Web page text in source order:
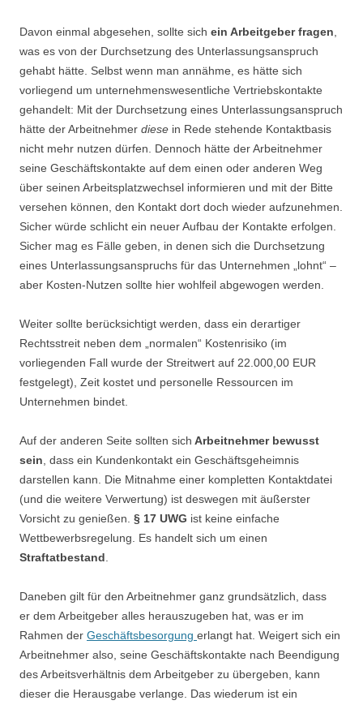
Davon einmal abgesehen, sollte sich ein Arbeitgeber fragen
was es von der Durchsetzung des Unterlassungsanspruch
gehabt hätte. Selbst wenn man annähme, es hätte sich
vorliegend um unternehmenswesentliche Vertriebskontakte
gehandelt: Mit der Durchsetzung eines Unterlassungsanspruch
hätte der Arbeitnehmer diese in Rede stehende Kontaktbasis
nicht mehr nutzen dürfen. Dennoch hätte der Arbeitnehmer
seine Geschäftskontakte auf dem einen oder anderen Weg
über seinen Arbeitsplatzwechsel informieren und mit der Bitte
versehen können, den Kontakt dort doch wieder aufzunehmen.
Sicher würde schlicht ein neuer Aufbau der Kontakte erfolgen.
Sicher mag es Fälle geben, in denen sich die Durchsetzung
eines Unterlassungsanspruchs für das Unternehmen „lohnt“ –
aber Kosten-Nutzen sollte hier wohlfeil abgewogen werden.
Weiter sollte berücksichtigt werden, dass ein derartiger
Rechtsstreit neben dem „normalen“ Kostenrisiko (im
vorliegenden Fall wurde der Streitwert auf 22.000,00 EUR
festgelegt), Zeit kostet und personelle Ressourcen im
Unternehmen bindet.
Auf der anderen Seite sollten sich Arbeitnehmer bewusst
sein , dass ein Kundenkontakt ein Geschäftsgeheimnis
darstellen kann. Die Mitnahme einer kompletten Kontaktdatei
(und die weitere Verwertung) ist deswegen mit äußerster
Vorsicht zu genießen. § 17 UWG ist keine einfache
Wettbewerbsregelung. Es handelt sich um einen
Straftatbestand
Daneben gilt für den Arbeitnehmer ganz grundsätzlich, dass
er dem Arbeitgeber alles herauszugeben hat, was er im
Rahmen der Geschäftsbesorgung erlangt hat. Weigert sich ein
Arbeitnehmer also, seine Geschäftskontakte nach Beendigung
des Arbeitsverhältnis dem Arbeitgeber zu übergeben, kann
dieser die Herausgabe verlange. Das wiederum ist ein